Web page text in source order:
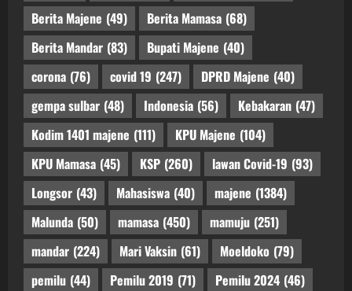
Berita Majene (49) Berita Mamasa (68)
Berita Mandar (83) Bupati Majene (40)
corona (76) covid 19 (247) DPRD Majene (40)
gempa sulbar (48) Indonesia (56) Kebakaran (47)
Kodim 1401 majene (111) KPU Majene (104)
KPU Mamasa (45) KSP (260) lawan Covid-19 (93)
Longsor (43) Mahasiswa (40) majene (1384)
Malunda (50) mamasa (450) mamuju (251)
mandar (224) Mari Vaksin (61) Moeldoko (79)
pemilu (44) Pemilu 2019 (71) Pemilu 2024 (46)